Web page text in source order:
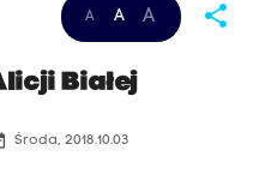
A A A share
Białej
Środa, 2018.10.03